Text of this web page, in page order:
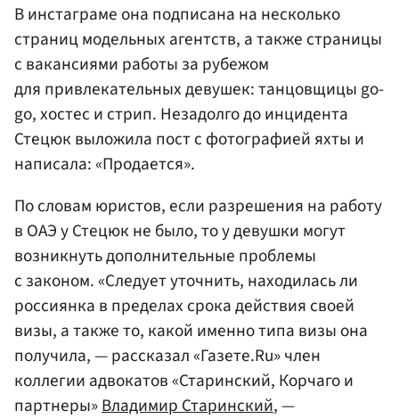
В инстаграме она подписана на несколько
страниц модельных агентств, а также страницы
с вакансиями работы за рубежом
для привлекательных девушек: танцовщицы go-
go, хостес и стрип. Незадолго до инцидента
Стецюк выложила пост с фотографией яхты и
написала: «Продается».
По словам юристов, если разрешения на работу
в ОАЭ у Стецюк не было, то у девушки могут
возникнуть дополнительные проблемы
с законом. «Следует уточнить, находилась ли
россиянка в пределах срока действия своей
визы, а также то, какой именно типа визы она
получила, — рассказал «Газете.Ru» член
коллегии адвокатов «Старинский, Корчаго и
партнеры»Владимир Старинский, —